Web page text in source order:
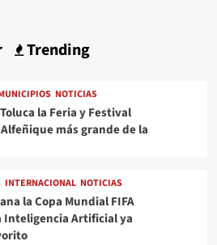
Trending
NOTICIAS
la Feria y Festival
más grande de la
INTERNACIONAL NOTICIAS
la Copa Mundial FIFA
Inteligencia Artificial ya